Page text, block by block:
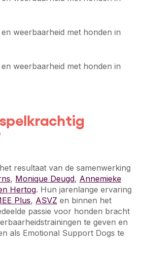
resultaat van de samenwerking
, Monique Deugd, Annemieke
Hertog. Hun jarenlange ervaring
Plus, ASVZ en binnen het
passie voor honden bracht
te geven en
als Emotional Support Dogs te